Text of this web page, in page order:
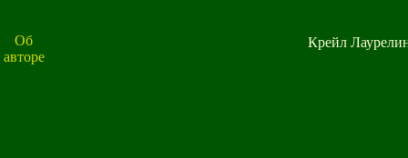
Об
авторе
Крейл